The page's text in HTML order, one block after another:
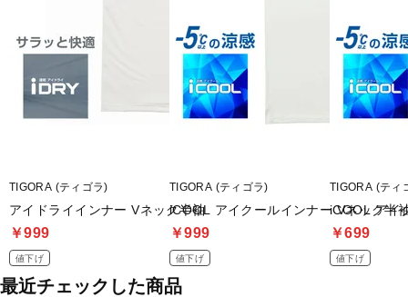
TIGORA (ティゴラ)
アイドライインナー Vネック半袖
￥999
値下げ
TIGORA (ティゴラ)
iCOOL アイクールインナー Vネック半
￥999
値下げ
TIGORA (ティ
iCOOL アイ
￥699
値下げ
最近チェックした商品